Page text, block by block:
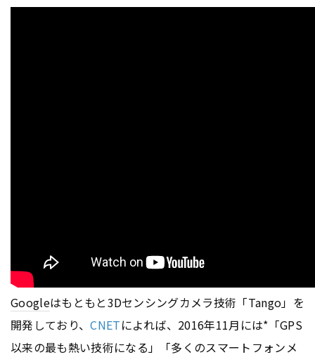
Googleはもともと3Dセンシングカメラ技術「Tango」を
開発しており、CNETによれば、2016年11月には*「GPS
以来の最も熱い技術になる」「多くのスマートフォンメ